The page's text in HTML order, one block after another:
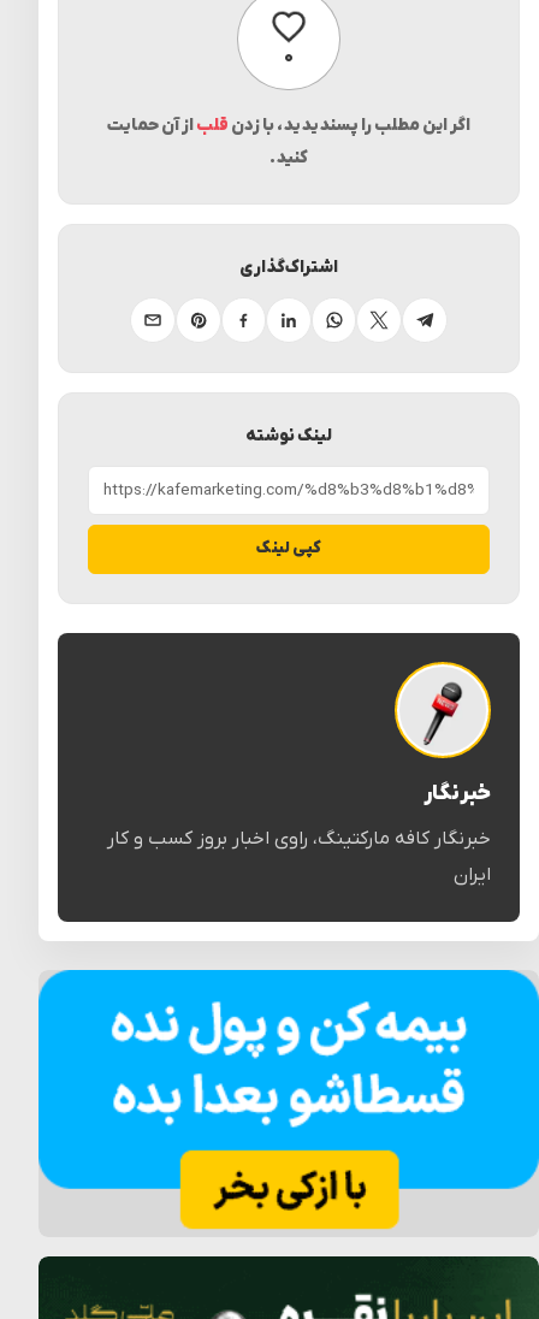
۰پسندیدن
اگر این مطلب را پسندیدید، با زدن قلباز آن حمایت
کنید.
لینک نوشته
کپی لینک
اشتراک‌گذاری
تلگرام ایکسواتساپلینکدینفیسبوکپینترستایمیل
خبرنگار
خبرنگار کافه مارکتینگ، راوی اخبار بروز کسب و کار
ایران